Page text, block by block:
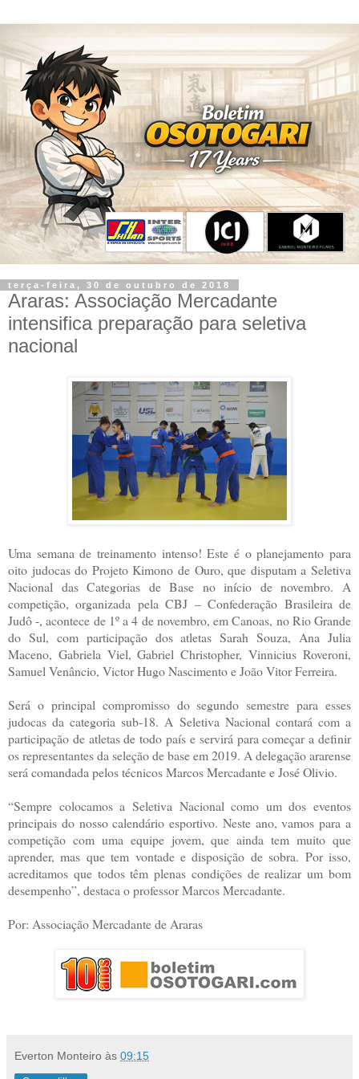
terça-feira, 30 de outubro de 2018
Araras: Associação Mercadante
intensifica preparação para seletiva
nacional
Uma semana de treinamento intenso! Este é o planejamento para
oito judocas do Projeto Kimono de Ouro, que disputam a Seletiva
Nacional das Categorias de Base no início de novembro. A
competição, organizada pela CBJ – Confederação Brasileira de
Judô -, acontece de 1º a 4 de novembro, em Canoas, no Rio Grande
do Sul, com participação dos atletas Sarah Souza, Ana Julia
Maceno, Gabriela Viel, Gabriel Christopher, Vinnicius Roveroni,
Samuel Venâncio, Victor Hugo Nascimento e João Vitor Ferreira.
Será o principal compromisso do segundo semestre para esses
judocas da categoria sub-18. A Seletiva Nacional contará com a
participação de atletas de todo país e servirá para começar a definir
os representantes da seleção de base em 2019. A delegação ararense
será comandada pelos técnicos Marcos Mercadante e José Olivio.
“Sempre colocamos a Seletiva Nacional como um dos eventos
principais do nosso calendário esportivo. Neste ano, vamos para a
competição com uma equipe jovem, que ainda tem muito que
aprender, mas que tem vontade e disposição de sobra. Por isso,
acreditamos que todos têm plenas condições de realizar um bom
desempenho”, destaca o professor Marcos Mercadante.
Por: Associação Mercadante de Araras
Everton Monteiro às 09:15